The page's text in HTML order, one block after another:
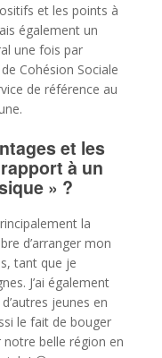
et les points à
également un
une fois par
Cohésion Sociale
de référence au
et les
à un
» ?
la
d’arranger mon
tant que je
J’ai également
jeunes en
le fait de bouger
belle région en